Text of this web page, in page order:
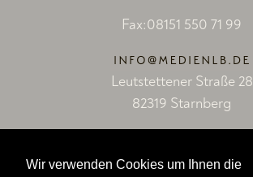
Wir verwenden Cookies um Ihnen die
Fax:08151 550 71 99
Leutstettener Straße 28
82319 Starnberg